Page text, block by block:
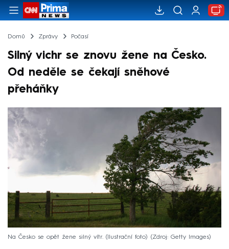
Domů Zprávy Počasí
Silný vichr se znovu žene na Česko.
Od neděle se čekají sněhové
přeháňky
Na Česko se opět žene silný vítr. (Ilustrační foto) Zdroj: Getty Images